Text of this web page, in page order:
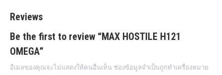
Reviews
Be the first to review “MAX HOSTILE H121
OMEGA”
อีเมลของคุณจะไม่แสดงให้คนอื่นเห็น ช่องข้อมูลจำเป็นถูกทำเครื่องหมาย